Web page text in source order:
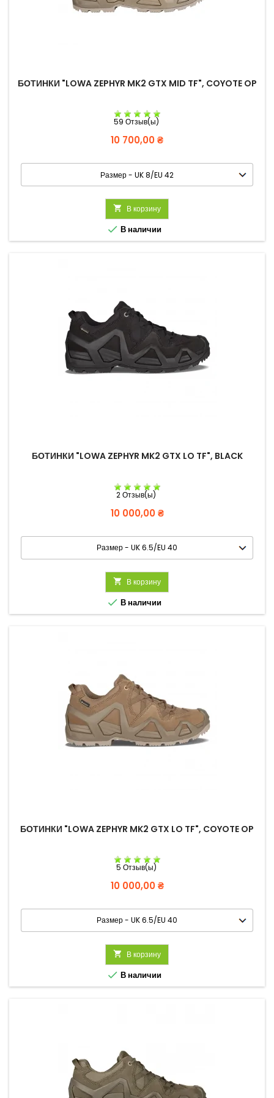
БОТИНКИ "LOWA ZEPHYR MK2 GTX MID TF", COYOTE OP
59 Отзыв(ы)
Цена
10 700,00 ₴
 В корзину
 В наличии
БОТИНКИ "LOWA ZEPHYR MK2 GTX LO TF", BLACK
2 Отзыв(ы)
Цена
10 000,00 ₴
 В корзину
 В наличии
БОТИНКИ "LOWA ZEPHYR MK2 GTX LO TF", COYOTE OP
5 Отзыв(ы)
Цена
10 000,00 ₴
 В корзину
 В наличии